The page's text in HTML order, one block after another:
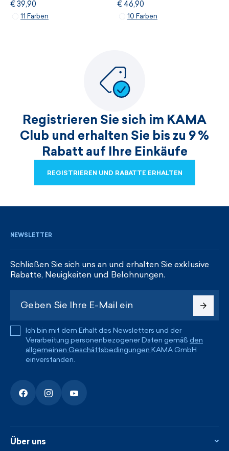
R101
€ 39,90
11 Farben
Merinowolle Kama S33
€ 46,90
10 Farben
Registrieren Sie sich im KAMA
Club und erhalten Sie bis zu 9 %
Rabatt auf Ihre Einkäufe
REGISTRIEREN UND RABATTE ERHALTEN
NEWSLETTER
Schließen Sie sich uns an und erhalten Sie exklusive
Rabatte, Neuigkeiten und Belohnungen.
Ich bin mit dem Erhalt des Newsletters und der
Verarbeitung personenbezogener Daten gemäß den
allgemeinen Geschäftsbedingungen KAMA GmbH
einverstanden.
Über uns